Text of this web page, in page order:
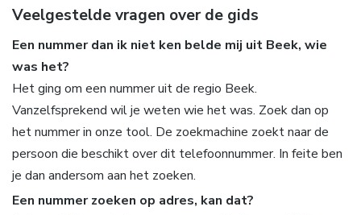
Veelgestelde vragen over de gids
Een nummer dan ik niet ken belde mij uit Beek, wie
was het?
Het ging om een nummer uit de regio Beek.
Vanzelfsprekend wil je weten wie het was. Zoek dan op
het nummer in onze tool. De zoekmachine zoekt naar de
persoon die beschikt over dit telefoonnummer. In feite ben
je dan andersom aan het zoeken.
Een nummer zoeken op adres, kan dat?